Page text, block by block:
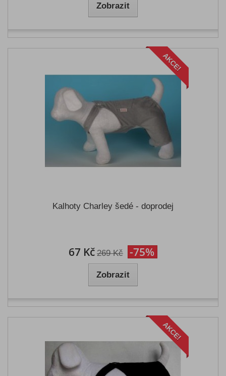
Zobrazit
AKCE!
Kalhoty Charley šedé - doprodej
67 Kč 269 Kč -75%
Zobrazit
AKCE!